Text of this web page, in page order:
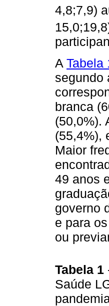
4,8;7,9)
A Tabela
segundo
branca
(50,0%).
(55,4%),
Maior
49 anos
governo
e para
ou
Tabela 1
Saúde